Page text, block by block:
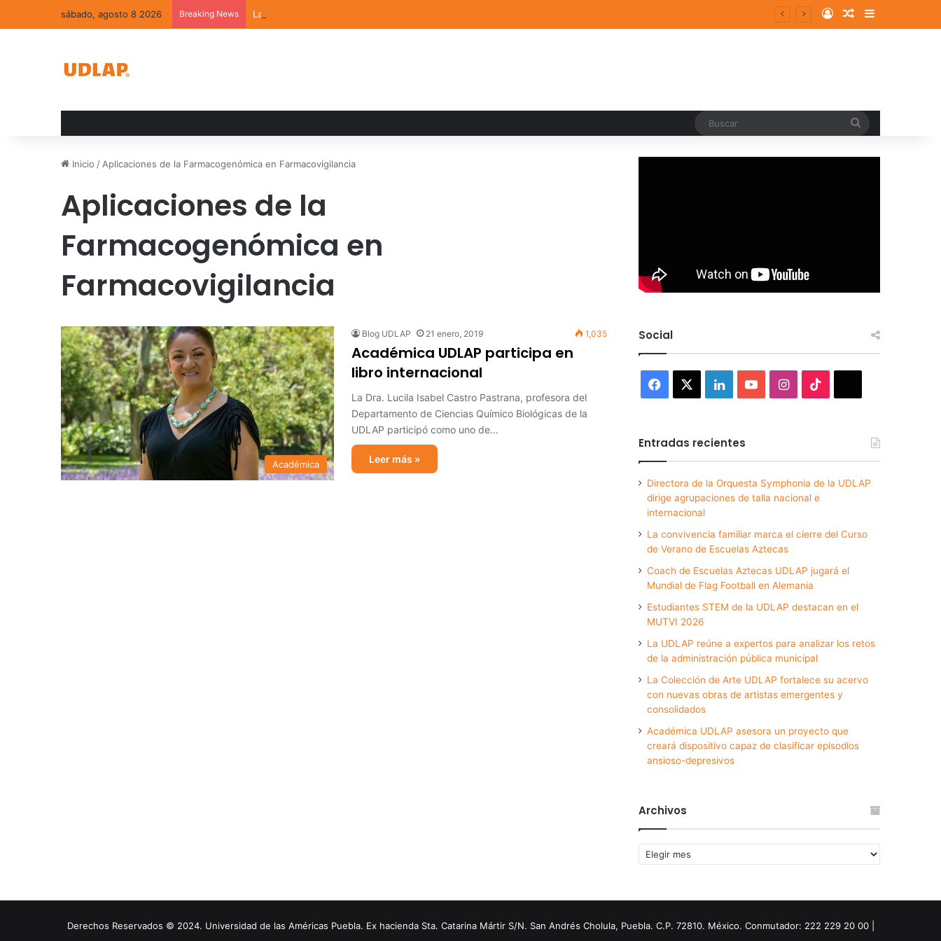
sábado, agosto 8 2026 Breaking News La convivencia familiar marca el cierre del Curso de Verano de Escuelas Aztecas Log InRandom Article
Sidebar
Inicio / Aplicaciones de la Farmacogenómica en Farmacovigilancia
Aplicaciones de la
Farmacogenómica en
Farmacovigilancia
Académica
Blog UDLAP 21 enero, 2019 1,035
Académica UDLAP participa en
libro internacional
La Dra. Lucila Isabel Castro Pastrana, profesora del
Departamento de Ciencias Químico Biológicas de la
UDLAP participó como uno de…
Leer más »
Social
Facebook LinkedInYouTubeInstagram
Entradas recientes
Directora de la Orquesta Symphonia de la UDLAP
dirige agrupaciones de talla nacional e
internacional
La convivencia familiar marca el cierre del Curso
de Verano de Escuelas Aztecas
Coach de Escuelas Aztecas UDLAP jugará el
Mundial de Flag Football en Alemania
Estudiantes STEM de la UDLAP destacan en el
MUTVI 2026
La UDLAP reúne a expertos para analizar los retos
de la administración pública municipal
La Colección de Arte UDLAP fortalece su acervo
con nuevas obras de artistas emergentes y
consolidados
Académica UDLAP asesora un proyecto que
creará dispositivo capaz de clasificar episodios
ansioso-depresivos
Archivos
Archivos
Derechos Reservados © 2024. Universidad de las Américas Puebla. Ex hacienda Sta. Catarina Mártir S/N. San Andrés Cholula, Puebla. C.P. 72810. México. Conmutador: 222 229 20 00 |